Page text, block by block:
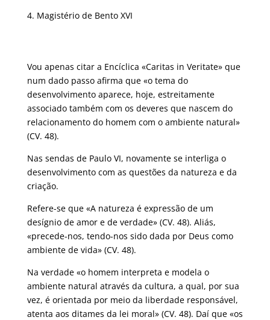
Magistério de Bento XVI
Vou apenas citar a Encíclica «Caritas in Veritate» que
num dado passo afirma que «o tema do
desenvolvimento aparece, hoje, estreitamente
associado também com os deveres que nascem do
relacionamento do homem com o ambiente natural»
(CV. 48).
Nas sendas de Paulo VI, novamente se interliga o
desenvolvimento com as questões da natureza e da
criação.
Refere-se que «A natureza é expressão de um
desígnio de amor e de verdade» (CV. 48). Aliás,
«precede-nos, tendo-nos sido dada por Deus como
ambiente de vida» (CV. 48).
Na verdade «o homem interpreta e modela o
ambiente natural através da cultura, a qual, por sua
vez, é orientada por meio da liberdade responsável,
atenta aos ditames da lei moral» (CV. 48). Daí que «os